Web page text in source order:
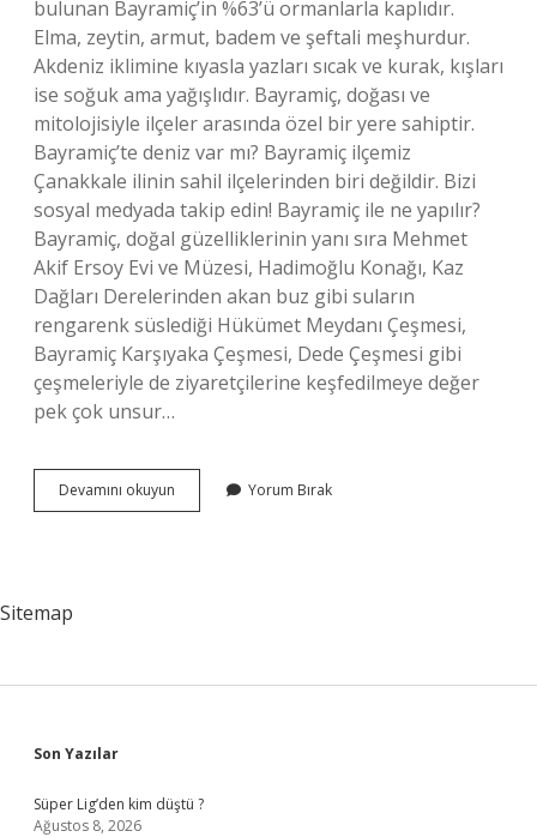
bulunan Bayramiç’in %63’ü ormanlarla kaplıdır.
Elma, zeytin, armut, badem ve şeftali meşhurdur.
Akdeniz iklimine kıyasla yazları sıcak ve kurak, kışları
ise soğuk ama yağışlıdır. Bayramiç, doğası ve
mitolojisiyle ilçeler arasında özel bir yere sahiptir.
Bayramiç’te deniz var mı? Bayramiç ilçemiz
Çanakkale ilinin sahil ilçelerinden biri değildir. Bizi
sosyal medyada takip edin! Bayramiç ile ne yapılır?
Bayramiç, doğal güzelliklerinin yanı sıra Mehmet
Akif Ersoy Evi ve Müzesi, Hadimoğlu Konağı, Kaz
Dağları Derelerinden akan buz gibi suların
rengarenk süslediği Hükümet Meydanı Çeşmesi,
Bayramiç Karşıyaka Çeşmesi, Dede Çeşmesi gibi
çeşmeleriyle de ziyaretçilerine keşfedilmeye değer
pek çok unsur…
Devamını okuyun Çanakkale
Bayramiç
Yorum Bırak
Sitemap
Sidebar
Son Yazılar
Süper Lig’den kim düştü ?
Ağustos 8, 2026